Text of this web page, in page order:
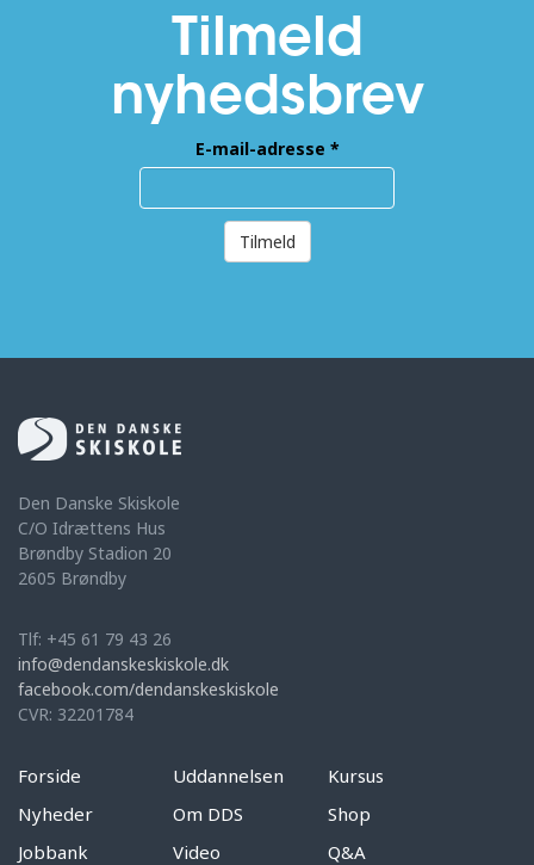
Tilmeld
nyhedsbrev
E-mail-adresse *
Tilmeld
Den Danske Skiskole
C/O Idrættens Hus
Brøndby Stadion 20
2605 Brøndby
Tlf: +45 61 79 43 26
info@dendanskeskiskole.dk
facebook.com/dendanskeskiskole
CVR: 32201784
Forside Uddannelsen
Kursus
Nyheder
Om DDS
Shop
Jobbank
Video
Q&A